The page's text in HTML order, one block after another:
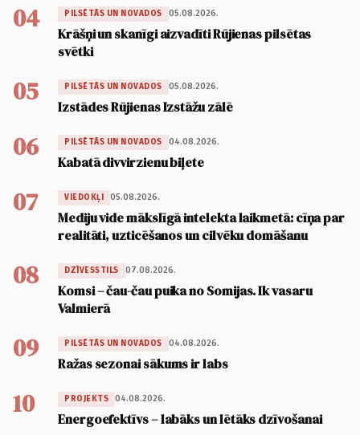
04 PILSĒTĀS UN NOVADOS 05.08.2026.
Krāšņi un skanīgi aizvadīti Rūjienas pilsētas
svētki
05 PILSĒTĀS UN NOVADOS 05.08.2026.
Izstādes Rūjienas Izstāžu zālē
06 PILSĒTĀS UN NOVADOS 04.08.2026.
Kabatā divvirzienu biļete
07 VIEDOKĻI 05.08.2026.
Mediju vide mākslīgā intelekta laikmetā: cīņa par
realitāti, uzticēšanos un cilvēku domāšanu
08 DZĪVESSTILS 07.08.2026.
Komsi – čau-čau puika no Somijas. Ik vasaru
Valmierā
09 PILSĒTĀS UN NOVADOS 04.08.2026.
Ražas sezonai sākums ir labs
10 PROJEKTS 04.08.2026.
Energoefektīvs – labāks un lētāks dzīvošanai